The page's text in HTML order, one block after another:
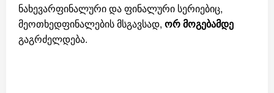
ნახევარფინალური და ფინალური სერიებიც,
მეოთხედფინალების მსგავსად, ორ მოგებამდე
გაგრძელდება.